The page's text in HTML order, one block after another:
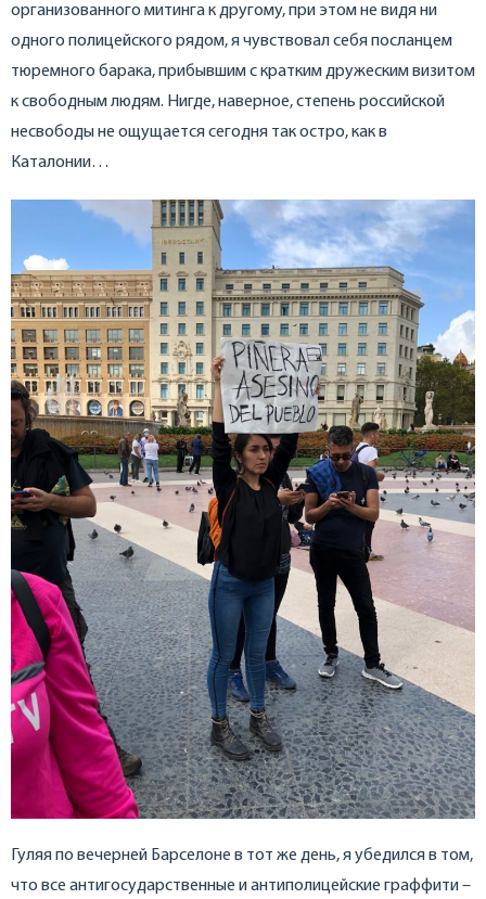
организованного митинга к другому, при этом не видя ни
одного полицейского рядом, я чувствовал себя посланцем
тюремного барака, прибывшим с кратким дружеским визитом
к свободным людям. Нигде, наверное, степень российской
несвободы не ощущается сегодня так остро, как в
Каталонии…
Гуляя по вечерней Барселоне в тот же день, я убедился в том,
что все антигосударственные и антиполицейские граффити –